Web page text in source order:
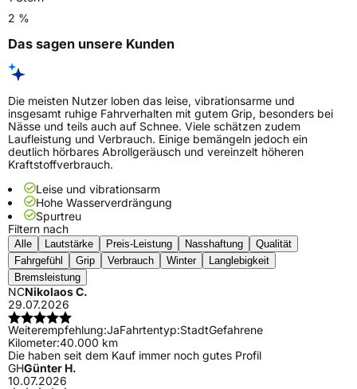
2 %
Das sagen unsere Kunden
Die meisten Nutzer loben das leise, vibrationsarme und
insgesamt ruhige Fahrverhalten mit gutem Grip, besonders bei
Nässe und teils auch auf Schnee. Viele schätzen zudem
Laufleistung und Verbrauch. Einige bemängeln jedoch ein
deutlich hörbares Abrollgeräusch und vereinzelt höheren
Kraftstoffverbrauch.
Leise und vibrationsarm
Hohe Wasserverdrängung
Spurtreu
Filtern nach
Alle Lautstärke Preis-Leistung Nasshaftung
Qualität
Fahrgefühl
Grip Verbrauch Winter
Langlebigkeit
Bremsleistung
NCNikolaos C.
29.07.2026
Weiterempfehlung:JaFahrtentyp:StadtGefahrene
Kilometer:40.000 km
Die haben seit dem Kauf immer noch gutes Profil
GHGünter H.
10.07.2026